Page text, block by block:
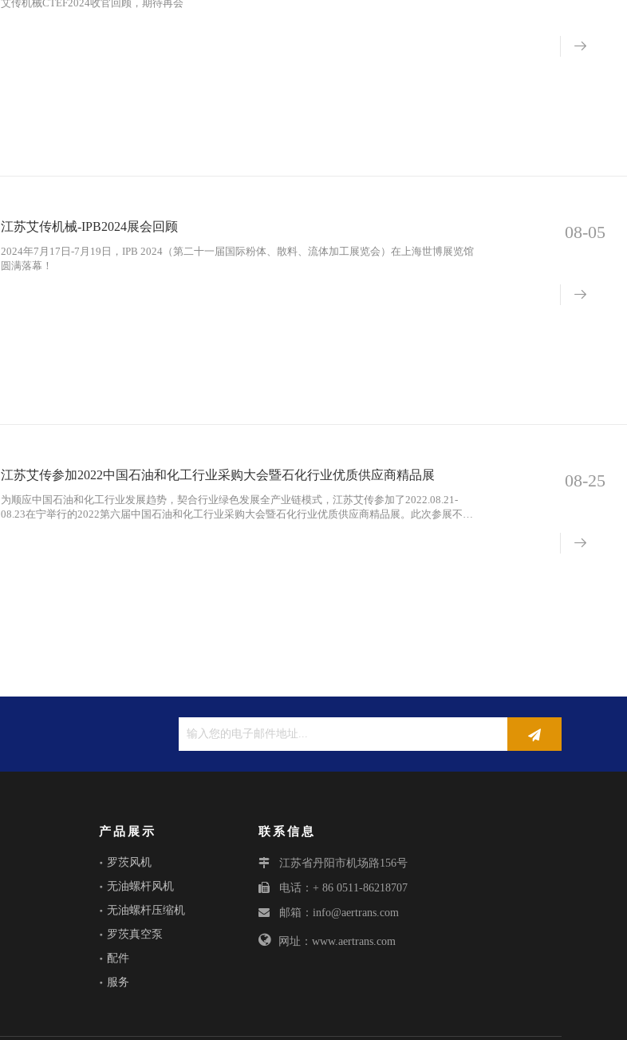
艾传机械CTEF2024收官回顾，期待再会
江苏艾传机械-IPB2024展会回顾
2024年7月17日-7月19日，IPB 2024（第二十一届国际粉体、散料、流体加工展览会）在上海世博展览馆
圆满落幕！
08-05
江苏艾传参加2022中国石油和化工行业采购大会暨石化行业优质供应商精品展
为顺应中国石油和化工行业发展趋势，契合行业绿色发展全产业链模式，江苏艾传参加了2022.08.21-
08.23在宁举行的2022第六届中国石油和化工行业采购大会暨石化行业优质供应商精品展。此次参展不仅
08-25
产品展示
罗茨风机
无油螺杆风机
无油螺杆压缩机
罗茨真空泵
配件
服务
联系信息
 江苏省丹阳市机场路156号
 电话：+ 86 0511-86218707
 邮箱： info@aertrans.com
 网址：www.aertrans.com